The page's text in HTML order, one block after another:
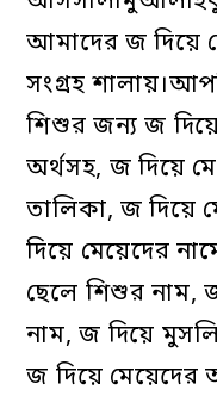
আমাদের জ দিয়ে
সংগ্রহ
শিশুর জন্য জ
অর্থসহ, জ দিয়ে
তালিকা, জ দিয়ে
দিয়ে মেয়েদের
ছেলে শিশুর নাম,
নাম, জ দিয়ে
জ দিয়ে